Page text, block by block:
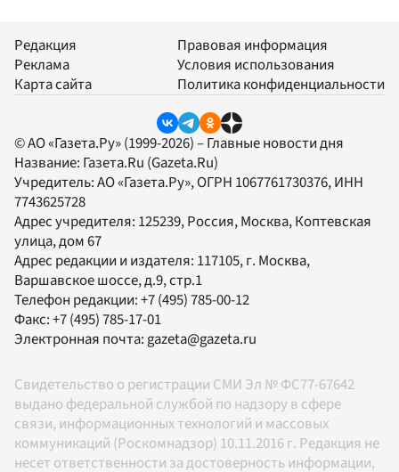
Редакция
Реклама
Карта сайта
Правовая информация
Условия использования
Политика конфиденциальности
© АО «Газета.Ру» (1999-2026) – Главные новости дня
Название: Газета.Ru (Gazeta.Ru)
Учредитель:АО «Газета.Ру», ОГРН 1067761730376, ИНН
7743625728
Адрес учредителя: 125239, Россия, Москва, Коптевская
улица, дом 67
Адрес редакции и издателя: 117105, г. Москва,
Варшавское шоссе, д.9, стр.1
Телефон редакции:+7 (495) 785-00-12
Факс:+7 (495) 785-17-01
Электронная почта:gazeta@gazeta.ru
Свидетельство о регистрации СМИ Эл № ФС77-67642
выдано федеральной службой по надзору в сфере
связи, информационных технологий и массовых
коммуникаций (Роскомнадзор) 10.11.2016 г. Редакция не
несет ответственности за достоверность информации,